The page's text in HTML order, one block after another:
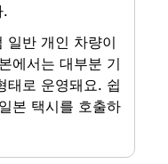
.
일반 개인 차량이
에서는 대부분 기
태로 운영돼요. 쉽
본 택시를 호출하